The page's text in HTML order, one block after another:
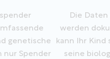
genetische
nur Spender
Die Daten
werden
kann Ihr Kind
seine